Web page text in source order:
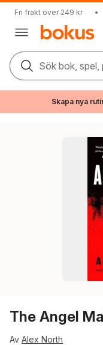
Fri frakt över 249 kr •
Sök bok, spel,
Skapa nya
The Angel
Av Alex North